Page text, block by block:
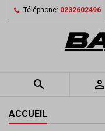
Téléphone: 0232602496
 
ACCUEIL